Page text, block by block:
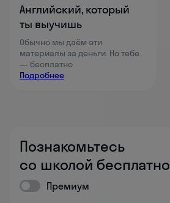
Английский, который
ты выучишь
Обычно мы даём эти
материалы за деньги. Но тебе
— бесплатно
Подробнее
Познакомьтесь
со школой бесплатно
Премиум